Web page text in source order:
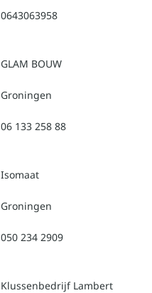
0643063958
GLAM BOUW
Groningen
06 133 258 88
Isomaat
Groningen
050 234 2909
Klussenbedrijf Lambert